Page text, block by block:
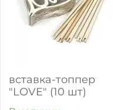
вставка-топпер
"LOVE" (10 шт)